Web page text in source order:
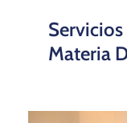
Materia